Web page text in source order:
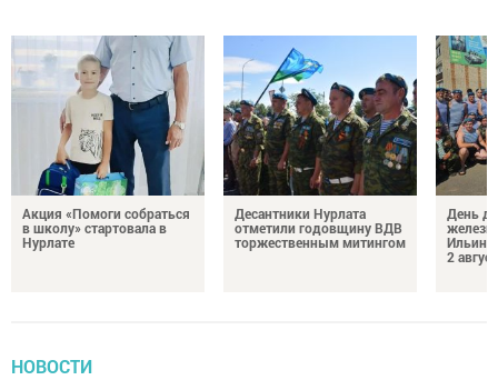
Акция «Помоги собраться
в школу» стартовала в
Нурлате
Десантники Нурлата
отметили годовщину ВДВ
торжественным митингом
День
Ильин
2
НОВОСТИ